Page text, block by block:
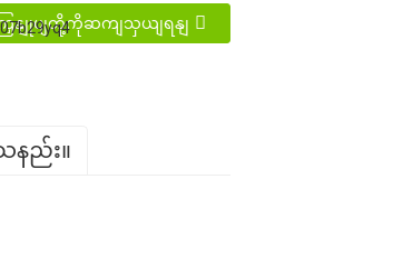
ြှနျုပျတို့ကိုဆကျသှယျရနျ
နည်း။